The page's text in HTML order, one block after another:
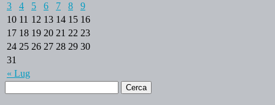
« Lug
3
4 5 6 7 8
9
10 11 12 13 14 15 16
17 18 19 20 21 22 23
24 25 26 27 28 29 30
31